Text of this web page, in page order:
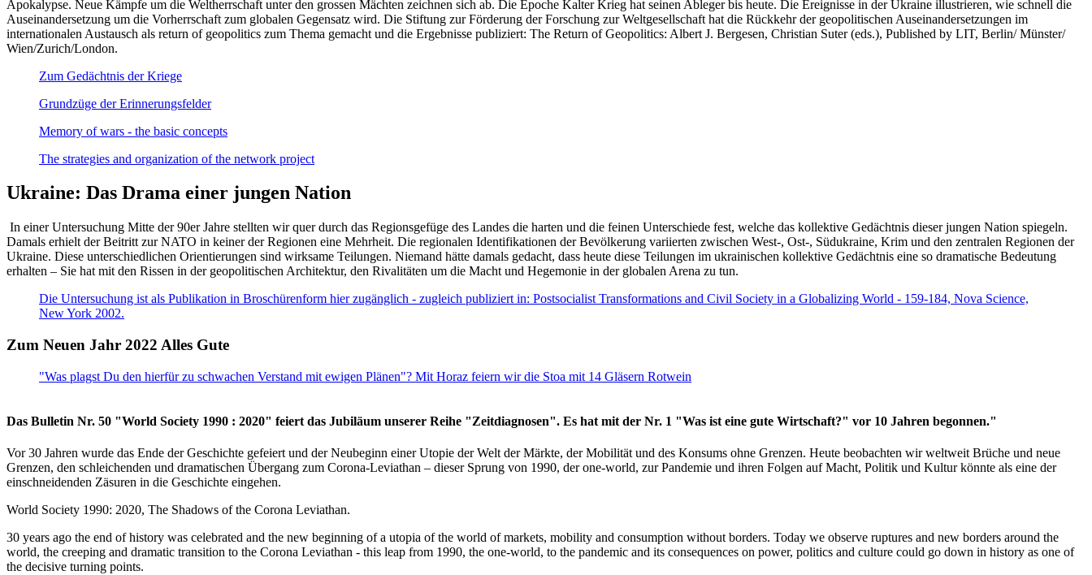
Apokalypse. Neue Kämpfe um die Weltherrschaft unter den grossen Mächten zeichnen sich ab. Die Epoche Kalter Krieg hat seinen Ableger bis heute. Die Ereignisse in der Ukraine illustrieren, wie schnell die
Auseinandersetzung um die Vorherrschaft zum globalen Gegensatz wird. Die Stiftung zur Förderung der Forschung zur Weltgesellschaft hat die Rückkehr der geopolitischen Auseinandersetzungen im
internationalen Austausch als return of geopolitics zum Thema gemacht und die Ergebnisse publiziert: The Return of Geopolitics: Albert J. Bergesen, Christian Suter (eds.), Published by LIT, Berlin/ Münster/
Wien/Zurich/London.
Zum Gedächtnis der Kriege
Grundzüge der Erinnerungsfelder
Memory of wars - the basic concepts
The strategies and organization of the network project
Ukraine: Das Drama einer jungen Nation
In einer Untersuchung Mitte der 90er Jahre stellten wir quer durch das Regionsgefüge des Landes die harten und die feinen Unterschiede fest, welche das kollektive Gedächtnis dieser jungen Nation spiegeln.
Damals erhielt der Beitritt zur NATO in keiner der Regionen eine Mehrheit. Die regionalen Identifikationen der Bevölkerung variierten zwischen West-, Ost-, Südukraine, Krim und den zentralen Regionen der
Ukraine. Diese unterschiedlichen Orientierungen sind wirksame Teilungen. Niemand hätte damals gedacht, dass heute diese Teilungen im ukrainischen kollektive Gedächtnis eine so dramatische Bedeutung
erhalten – Sie hat mit den Rissen in der geopolitischen Architektur, den Rivalitäten um die Macht und Hegemonie in der globalen Arena zu tun.
Die Untersuchung ist als Publikation in Broschürenform hier zugänglich - zugleich publiziert in: Postsocialist Transformations and Civil Society in a Globalizing World - 159-184, Nova Science,
New York 2002.
Zum Neuen Jahr 2022 Alles Gute
"Was plagst Du den hierfür zu schwachen Verstand mit ewigen Plänen"? Mit Horaz feiern wir die Stoa mit 14 Gläsern Rotwein
Das Bulletin Nr. 50 "World Society 1990 : 2020" feiert das Jubiläum unserer Reihe "Zeitdiagnosen". Es hat mit der Nr. 1 "Was ist eine gute Wirtschaft?" vor 10 Jahren begonnen."
Vor 30 Jahren wurde das Ende der Geschichte gefeiert und der Neubeginn einer Utopie der Welt der Märkte, der Mobilität und des Konsums ohne Grenzen. Heute beobachten wir weltweit Brüche und neue
Grenzen, den schleichenden und dramatischen Übergang zum Corona-Leviathan – dieser Sprung von 1990, der one-world, zur Pandemie und ihren Folgen auf Macht, Politik und Kultur könnte als eine der
einschneidenden Zäsuren in die Geschichte eingehen.
World Society 1990: 2020, The Shadows of the Corona Leviathan.
30 years ago the end of history was celebrated and the new beginning of a utopia of the world of markets, mobility and consumption without borders. Today we observe ruptures and new borders around the
world, the creeping and dramatic transition to the Corona Leviathan - this leap from 1990, the one-world, to the pandemic and its consequences on power, politics and culture could go down in history as one of
the decisive turning points.